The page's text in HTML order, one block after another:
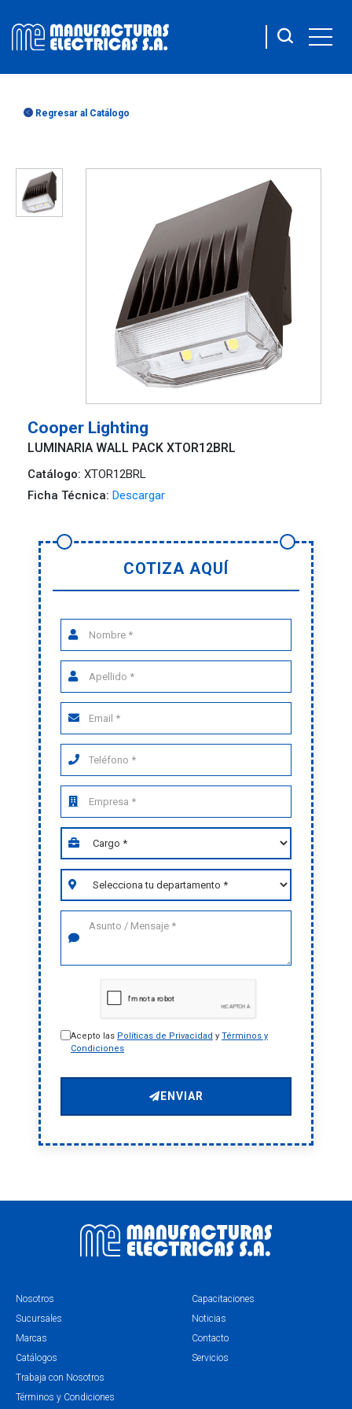
Regresar al Catálogo
Cooper Lighting
LUMINARIA WALL PACK XTOR12BRL
Catálogo: XTOR12BRL
Ficha Técnica: Descargar
COTIZA AQUÍ
Acepto las Políticas de Privacidad y Términos y
Condiciones
ENVIAR
Nosotros
Sucursales
Marcas
Catálogos
Capacitaciones
Noticias
Contacto
Servicios
Trabaja con Nosotros
Términos y Condiciones